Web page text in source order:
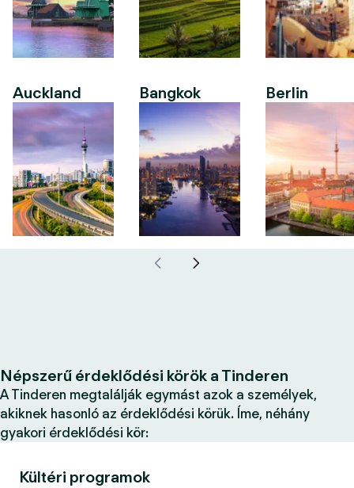
Auckland Bangkok Berlin
Népszerű érdeklődési körök a Tinderen
A Tinderen megtalálják egymást azok a személyek,
akiknek hasonló az érdeklődési körük. Íme, néhány
gyakori érdeklődési kör:
Kültéri programok